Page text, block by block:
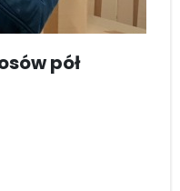
pół